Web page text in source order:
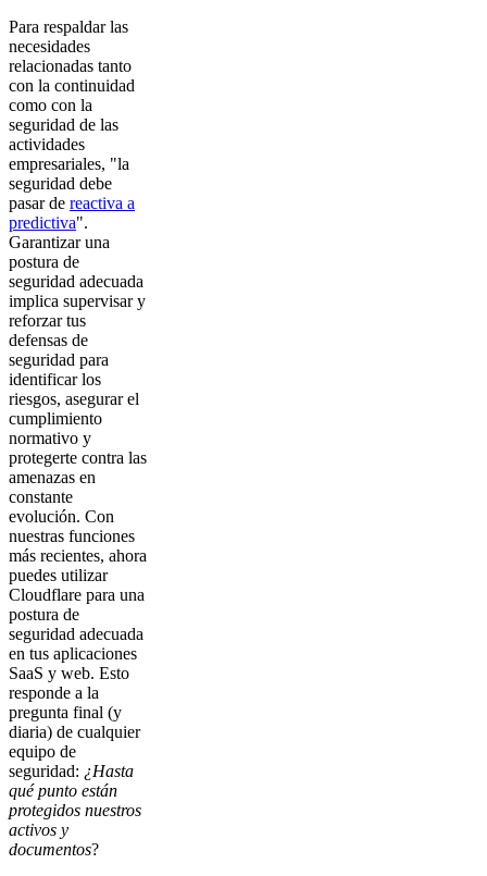
Para respaldar las
necesidades
relacionadas tanto
con la continuidad
como con la
seguridad de las
actividades
empresariales, "la
seguridad debe
pasar de reactiva a
predictiva".
Garantizar una
postura de
seguridad adecuada
implica supervisar y
reforzar tus
defensas de
seguridad para
identificar los
riesgos, asegurar el
cumplimiento
normativo y
protegerte contra las
amenazas en
constante
evolución. Con
nuestras funciones
más recientes, ahora
puedes utilizar
Cloudflare para una
postura de
seguridad adecuada
en tus aplicaciones
SaaS y web. Esto
responde a la
pregunta final (y
diaria) de cualquier
equipo de
seguridad: ¿Hasta
qué punto están
protegidos nuestros
activos y
documentos?